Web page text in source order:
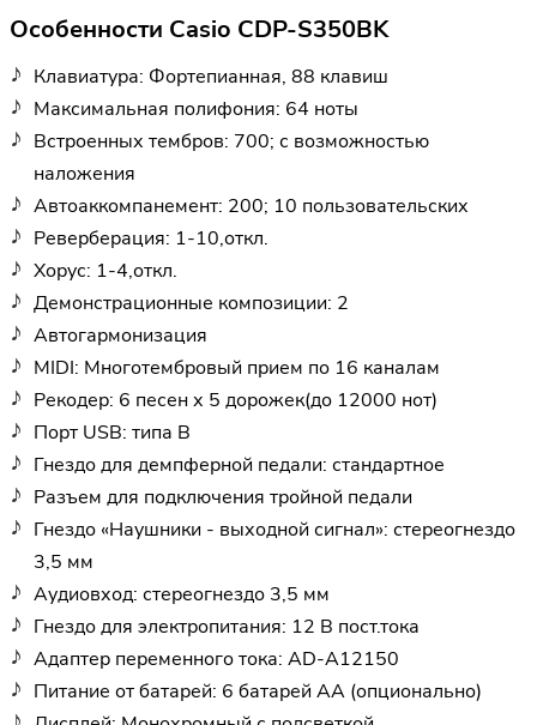
Особенности Casio CDP-S350BK
Клавиатура: Фортепианная, 88 клавиш
Максимальная полифония: 64 ноты
Встроенных тембров: 700; с возможностью
наложения
Автоаккомпанемент: 200; 10 пользовательских
Реверберация: 1-10,откл.
Хорус: 1-4,откл.
Демонстрационные композиции: 2
Автогармонизация
MIDI: Многотембровый прием по 16 каналам
Рекодер: 6 песен х 5 дорожек(до 12000 нот)
Порт USB: типа В
Гнездо для демпферной педали: стандартное
Разъем для подключения тройной педали
Гнездо «Наушники - выходной сигнал»: стереогнездо
3,5 мм
Аудиовход: стереогнездо 3,5 мм
Гнездо для электропитания: 12 В пост.тока
Адаптер переменного тока: AD-A12150
Питание от батарей: 6 батарей AA (опционально)